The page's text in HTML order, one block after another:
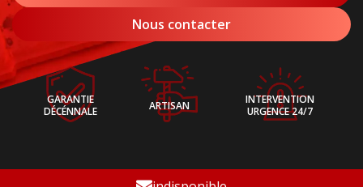
Nous contacter
GARANTIE
DÉCÉNNALE
ARTISAN
INTERVENTION
URGENCE 24/7